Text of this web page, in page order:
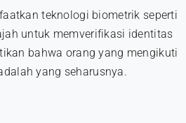
teknologi biometrik seperti
untuk memverifikasi identitas
bahwa orang yang mengikuti
yang seharusnya.